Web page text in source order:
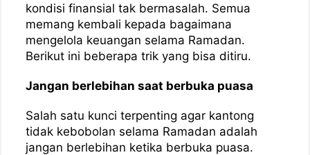
kondisi finansial tak bermasalah. Semua
memang kembali kepada bagaimana
mengelola keuangan selama Ramadan.
Berikut ini beberapa trik yang bisa ditiru.
Jangan berlebihan saat berbuka puasa
Salah satu kunci terpenting agar kantong
tidak kebobolan selama Ramadan adalah
jangan berlebihan ketika berbuka puasa.